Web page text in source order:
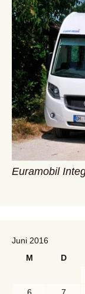
Euramobil
Juni 2016
M
D